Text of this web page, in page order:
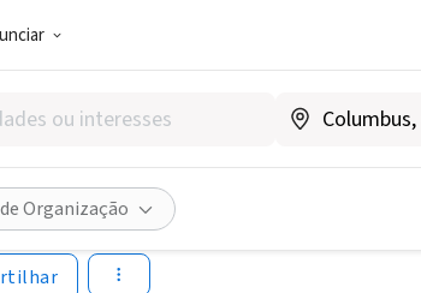
Organização
Coalition of Miami